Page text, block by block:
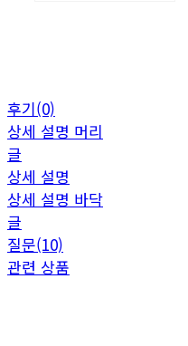
후기(0)
상세 설명 머리
글
상세 설명
상세 설명 바닥
글
질문(10)
관련 상품